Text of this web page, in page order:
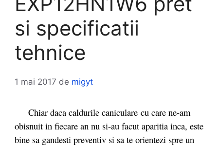
si specificatii
tehnice
1 mai 2017 de migyt
Chiar daca caldurile caniculare cu care ne-am
obisnuit in fiecare an nu si-au facut aparitia inca, este
bine sa gandesti preventiv si sa te orientezi spre un